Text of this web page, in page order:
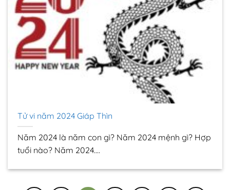
Tử vi năm 2024 Giáp Thìn
Năm 2024 là năm con gì? Năm 2024 mệnh gì? Hợp
tuổi nào? Năm 2024....